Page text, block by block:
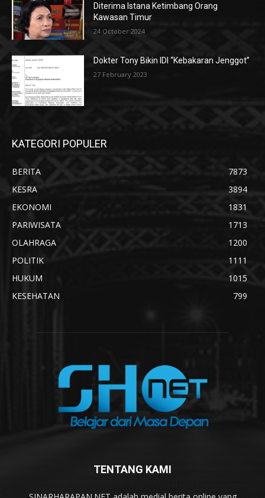
Diterima Istana Ketimbang Orang
Kawasan Timur
24 October 2024
Dokter Tony Bikin IDI “Kebakaran Jenggot”
27 February 2023
KATEGORI POPULER
BERITA
7873
KESRA
3894
EKONOMI
1831
PARIWISATA
1713
OLAHRAGA
1200
POLITIK
1111
HUKUM
1015
KESEHATAN
799
TENTANG KAMI